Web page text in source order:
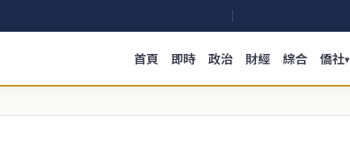
首頁 即時 政治 財經 綜合 僑社▾